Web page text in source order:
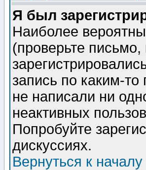
Я был
Наиболее
(проверьте
запись по каким-
не написали ни
неактивных
Попробуйте
дискуссиях.
Вернуться к началу